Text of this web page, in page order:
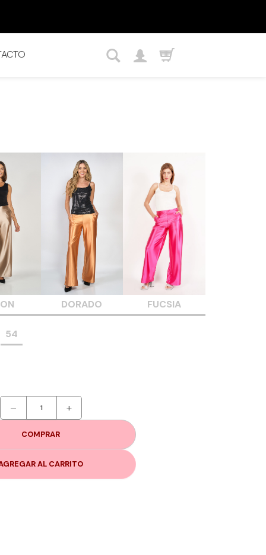
DORADO FUCSIA
54
– +
COMPRAR
AL CARRITO